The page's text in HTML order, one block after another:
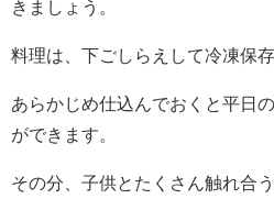
きましょう。
料理は、下ごしらえして冷凍保
あらかじめ仕込んでおくと平日
ができます。
その分、子供とたくさん触れ合